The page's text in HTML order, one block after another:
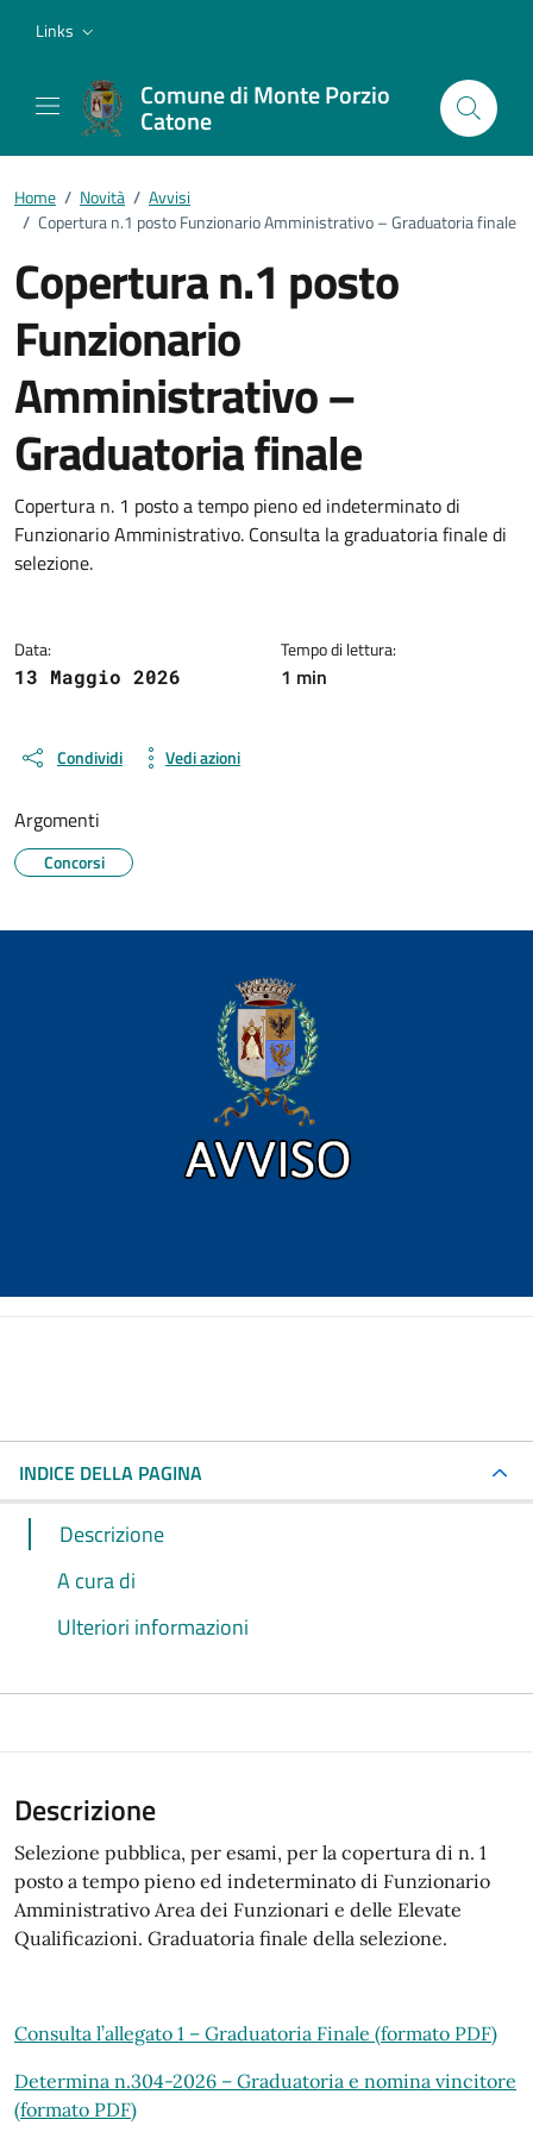
Links
Comune di Monte Porzio
Catone
Home / Novità / Avvisi
/ Copertura n.1 posto Funzionario Amministrativo – Graduatoria finale
Copertura n.1 posto
Funzionario
Amministrativo –
Graduatoria finale
Dettagli della notizia
Copertura n. 1 posto a tempo pieno ed indeterminato di
Funzionario Amministrativo. Consulta la graduatoria finale di
selezione.
Data:
13 Maggio 2026
Tempo di lettura:
1 min
Condividi Vedi azioni
Argomenti
Concorsi
INDICE DELLA PAGINA
Descrizione
A cura di
Ulteriori informazioni
Descrizione
Selezione pubblica, per esami, per la copertura di n. 1
posto a tempo pieno ed indeterminato di Funzionario
Amministrativo Area dei Funzionari e delle Elevate
Qualificazioni. Graduatoria finale della selezione.
Consulta l’allegato 1 – Graduatoria Finale (formato PDF)
Determina n.304-2026 – Graduatoria e nomina vincitore
(formato PDF)